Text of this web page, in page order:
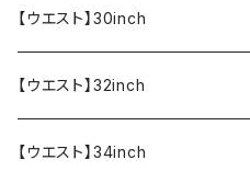
【ウエスト】30inch
【ウエスト】32inch
【ウエスト】34inch